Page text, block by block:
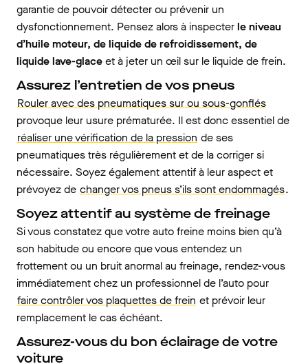
garantie de pouvoir détecter ou prévenir un
dysfonctionnement. Pensez alors à inspecterle niveau
d’huile moteur, de liquide de refroidissement, de
liquide lave-glaceet à jeter un œil sur le liquide de frein.
Assurez l’entretien de vos pneus
Rouler avec des pneumatiques sur ou sous-gonflés
provoque leur usure prématurée. Il est donc essentiel de
réaliser une vérification de la pression de ses
pneumatiques très régulièrement et de la corriger si
nécessaire. Soyez également attentif à leur aspect et
prévoyez de changer vos pneus s’ils sont endommagés.
Soyez attentif au système de freinage
Si vous constatez que votre auto freine moins bien qu’à
son habitude ou encore que vous entendez un
frottement ou un bruit anormal au freinage, rendez-vous
immédiatement chez un professionnel de l’auto pour
faire contrôler vos plaquettes de frein et prévoir leur
remplacement le cas échéant.
Assurez-vous du bon éclairage de votre
voiture